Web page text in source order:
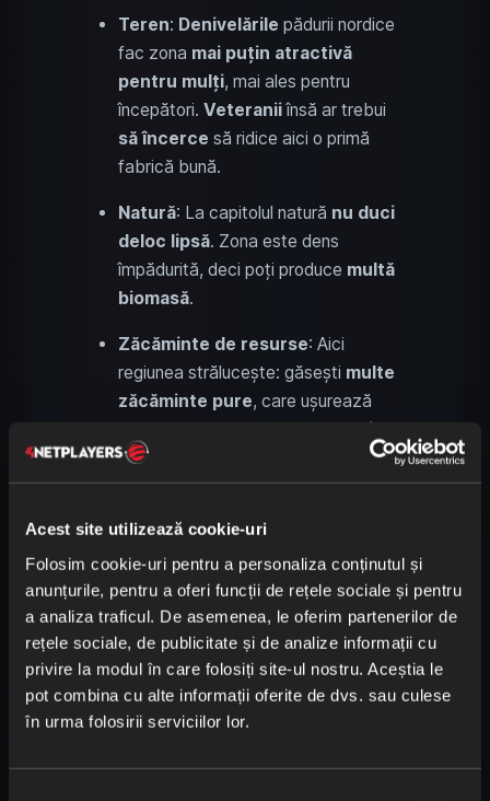
Acest site utilizează cookie-uri
Folosim cookie-uri pentru a personaliza conținutul și
anunțurile, pentru a oferi funcții de rețele sociale și pentru
a analiza traficul. De asemenea, le oferim partenerilor de
rețele sociale, de publicitate și de analize informații cu
privire la modul în care folosiți site-ul nostru. Aceștia le
pot combina cu alte informații oferite de dvs. sau culese
în urma folosirii serviciilor lor.
Teren: Denivelările pădurii nordice
fac zona mai puțin atractivă
pentru mulți, mai ales pentru
începători. Veteraniiînsă ar trebui
să încerce să ridice aici o primă
fabrică bună.
Natură: La capitolul natură nu duci
deloc lipsă. Zona este dens
împădurită, deci poți produce multă
biomasă.
Zăcăminte de resurse: Aici
regiunea strălucește: găsești multe
zăcăminte pure, care ușurează
concentrate în
centrul biomului
pot fi
folositedevreme, ceea ce oferă o
părăseștizona, dar nu trebuie să
călătorești departe
Zone vecine:Strategic,pădurea
esteperfectă, deoarece aproape
toate celelalte resurse se află în jur.
La nordse află o coastă cu